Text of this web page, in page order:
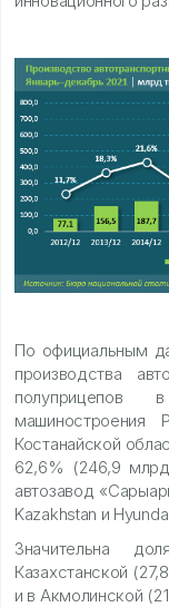
По официальным
производства
Костанайской
62,6% (246,9 млрд
автозавод
Kazakhstan и
Значительна
Казахстанской
и в Акмолинской